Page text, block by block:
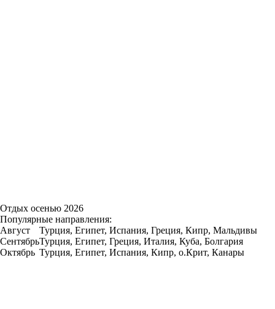
Отдых осенью 2026
Популярные направления:
Август
Турция, Египет, Испания, Греция, Кипр, Мальдивы
СентябрьТурция, Египет, Греция, Италия, Куба, Болгария
Октябрь Турция, Египет, Испания, Кипр, о.Крит, Канары